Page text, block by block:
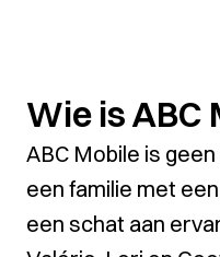
Wie is ABC
ABC Mobile is
een familie met
een schat aan